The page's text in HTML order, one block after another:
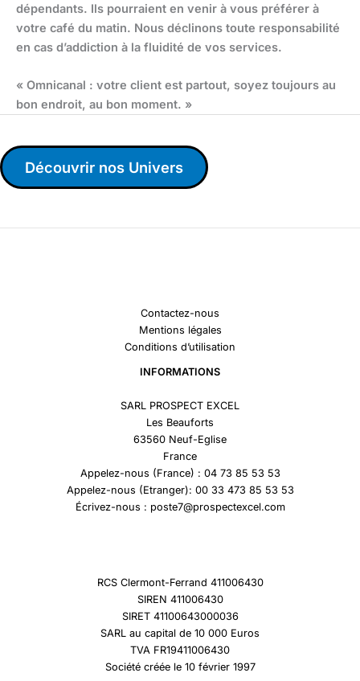
dépendants. Ils pourraient en venir à vous préférer à
votre café du matin. Nous déclinons toute responsabilité
en cas d’addiction à la fluidité de vos services.
« Omnicanal : votre client est partout, soyez toujours au
bon endroit, au bon moment. »
Découvrir nos Univers
Contactez-nous
Mentions légales
Conditions d’utilisation
INFORMATIONS
SARL PROSPECT EXCEL
Les Beauforts
63560 Neuf-Eglise
France
Appelez-nous (France) : 04 73 85 53 53
Appelez-nous (Etranger): 00 33 473 85 53 53
Écrivez-nous : poste7@prospectexcel.com
RCS Clermont-Ferrand 411006430
SIREN 411006430
SIRET 41100643000036
SARL au capital de 10 000 Euros
TVA FR19411006430
Société créée le 10 février 1997